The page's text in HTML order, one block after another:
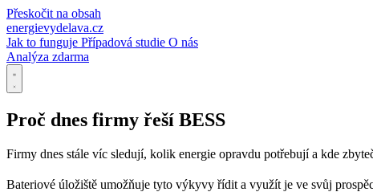
Přeskočit na obsah
energievydelava.cz
Jak to funguje Případová studie O nás
Analýza zdarma
Proč dnes firmy řeší BESS
Firmy dnes stále víc sledují, kolik energie opravdu potřebují a kde
Bateriové úložiště umožňuje tyto výkyvy řídit a využít je ve svůj